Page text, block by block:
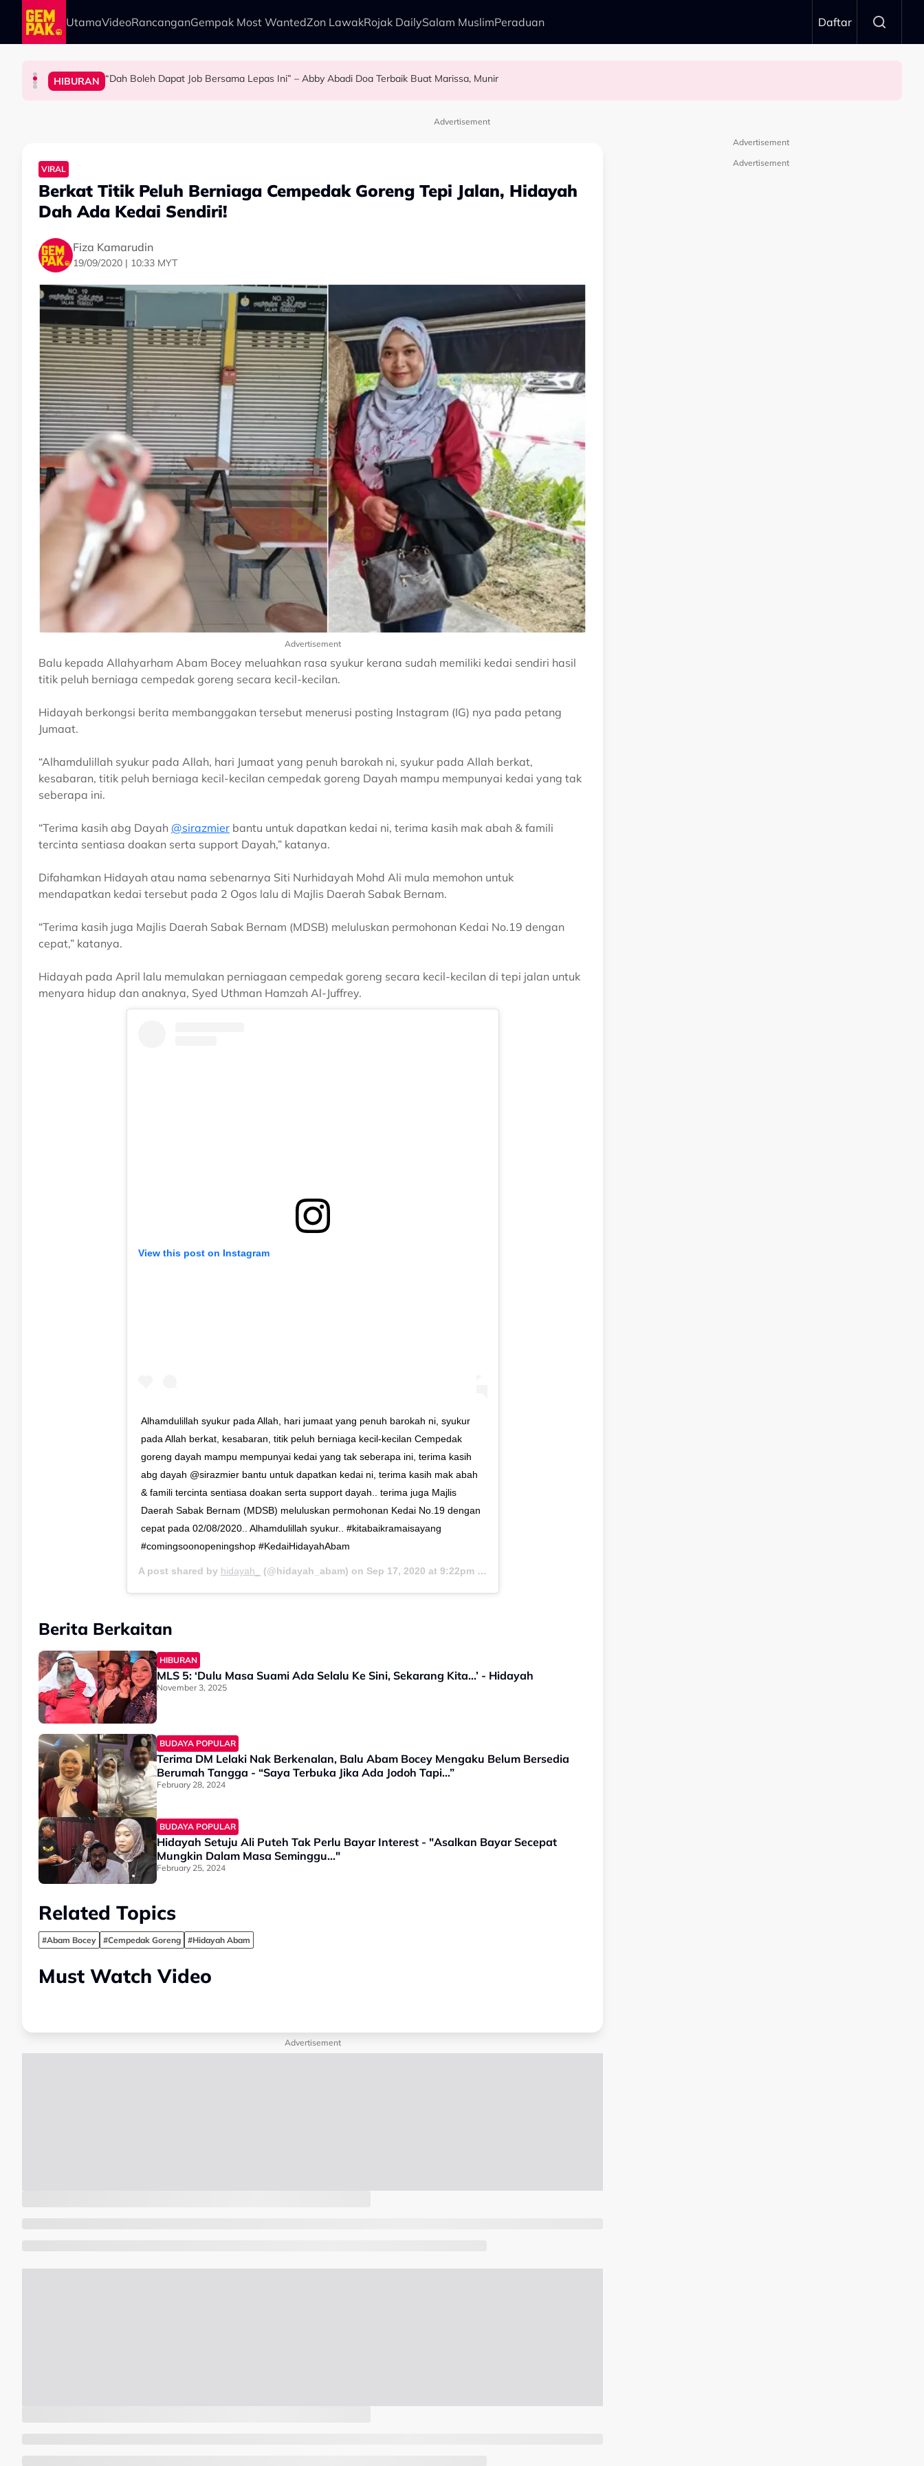
Skip to main content
UtamaVideoRancanganGempak Most WantedZon LawakRojak DailySalam MuslimPeraduan Daftar
HIBURAN Bawa Anak Ke Klinik, Syasya Rizal Terkejut Dikenali Doktor
HIBURAN “Dah Boleh Dapat Job Bersama Lepas Ini” – Abby Abadi Doa Terbaik Buat Marissa, Munir
BERITA Kasihnya Ibu, Ikan Lumba-Lumba Enggan Tinggalkan Anak Yang Sudah Mati
ANTARABANGSA Pengantin Penat Sampai Tertidur Atas Pelamin
Advertisement
VIRAL
Berkat Titik Peluh Berniaga Cempedak Goreng Tepi Jalan, Hidayah
Dah Ada Kedai Sendiri!
Fiza Kamarudin
19/09/2020 | 10:33 MYT
Advertisement
Balu kepada Allahyarham Abam Bocey meluahkan rasa syukur kerana sudah memiliki kedai sendiri hasil
titik peluh berniaga cempedak goreng secara kecil-kecilan.
Hidayah berkongsi berita membanggakan tersebut menerusi posting Instagram (IG) nya pada petang
Jumaat.
“Alhamdulillah syukur pada Allah, hari Jumaat yang penuh barokah ni, syukur pada Allah berkat,
kesabaran, titik peluh berniaga kecil-kecilan cempedak goreng Dayah mampu mempunyai kedai yang tak
seberapa ini.
“Terima kasih abg Dayah @sirazmier bantu untuk dapatkan kedai ni, terima kasih mak abah & famili
tercinta sentiasa doakan serta support Dayah,” katanya.
Difahamkan Hidayah atau nama sebenarnya Siti Nurhidayah Mohd Ali mula memohon untuk
mendapatkan kedai tersebut pada 2 Ogos lalu di Majlis Daerah Sabak Bernam.
“Terima kasih juga Majlis Daerah Sabak Bernam (MDSB) meluluskan permohonan Kedai No.19 dengan
cepat,” katanya.
Hidayah pada April lalu memulakan perniagaan cempedak goreng secara kecil-kecilan di tepi jalan untuk
menyara hidup dan anaknya, Syed Uthman Hamzah Al-Juffrey.
View this post on Instagram
Alhamdulillah syukur pada Allah, hari jumaat yang penuh barokah ni, syukur
pada Allah berkat, kesabaran, titik peluh berniaga kecil-kecilan Cempedak
goreng dayah mampu mempunyai kedai yang tak seberapa ini, terima kasih
abg dayah @sirazmier bantu untuk dapatkan kedai ni, terima kasih mak abah
& famili tercinta sentiasa doakan serta support dayah.. terima juga Majlis
Daerah Sabak Bernam (MDSB) meluluskan permohonan Kedai No.19 dengan
cepat pada 02/08/2020.. Alhamdulillah syukur.. #kitabaikramaisayang
#comingsoonopeningshop #KedaiHidayahAbam
A post shared by hidayah_ (@hidayah_abam) on Sep 17, 2020 at 9:22pm PDT
Berita Berkaitan
HIBURAN
MLS 5: ‘Dulu Masa Suami Ada Selalu Ke Sini, Sekarang Kita...’ - Hidayah
November 3, 2025
BUDAYA POPULAR
Terima DM Lelaki Nak Berkenalan, Balu Abam Bocey Mengaku Belum Bersedia
Berumah Tangga - “Saya Terbuka Jika Ada Jodoh Tapi…”
February 28, 2024
BUDAYA POPULAR
Hidayah Setuju Ali Puteh Tak Perlu Bayar Interest - "Asalkan Bayar Secepat
Mungkin Dalam Masa Seminggu..."
February 25, 2024
Related Topics
#Abam Bocey #Cempedak Goreng #Hidayah Abam
Must Watch Video
Advertisement
Advertisement
Advertisement